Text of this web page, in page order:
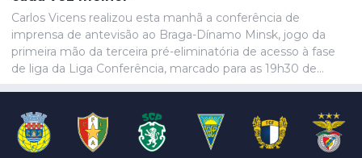
Carlos Vicens realizou esta manhã a conferência de
imprensa de antevisão ao Braga-Dínamo Minsk, jogo da
primeira mão da terceira pré-eliminatória de acesso à fase
de liga da Liga Conferência, marcado para as 19h30 de